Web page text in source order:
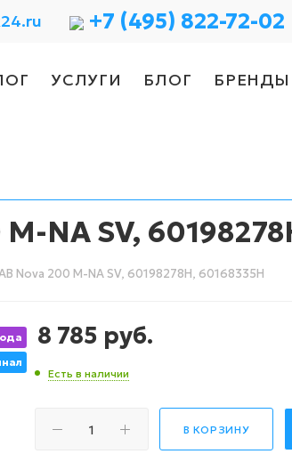
+7 (495) 822-72-02
УСЛУГИ БЛОГ БРЕНДЫ
NA SV,
Nova 200 M-NA SV, 60198278H, 60168335H
8 785 руб.
Есть в наличии
В КОРЗИНУ